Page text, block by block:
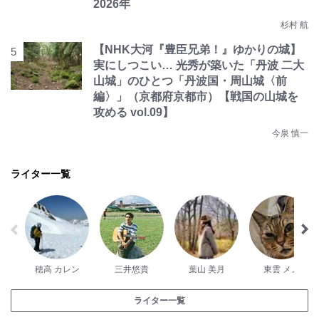
2026年
杉村 航
【NHK大河『豊臣兄弟！』ゆかりの城】
実にしつこい… 光秀が築いた「丹波 二大
山城」のひとつ「丹波国・周山城〈前
編〉」（京都府京都市）【戦国の山城を
攻める vol.09】
今泉 慎一
ライター一覧
穂高 カレン 三井悠貴 葉山 美月 東雲 メメ
ライター一覧